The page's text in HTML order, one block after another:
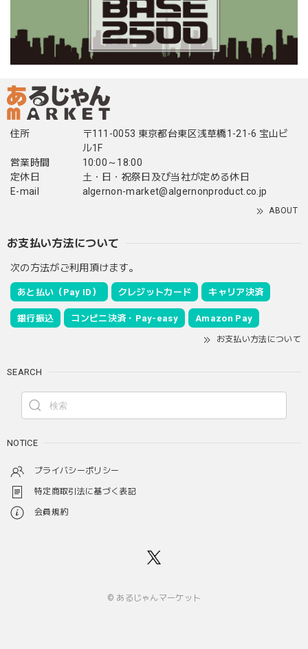
住所
〒111-0053 東京都台東区浅草橋1-21-6 宝山ビ
ル1F
営業時間
10:00～18:00
定休日
土・日・祝祭日及び当社が定める休日
E-mail
algernon-market@algernonproduct.co.jp
ABOUT
お支払い方法について
次の方法がご利用頂けます。
あと払い（Pay ID） クレジットカード キャリア決済
銀行振込 コンビニ決済・Pay-easy Amazon Pay
お支払い方法について
SEARCH
NOTICE
プライバシーポリシー
特定商取引法に基づく表記
会員規約
© あるじゃんマーケット